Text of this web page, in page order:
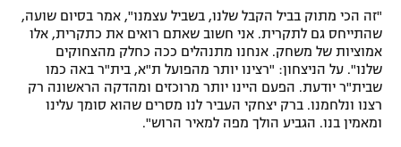
"זה הכי מתוק בביל הקבל שלנו, בשביל עצמנו", אמר בסיום שועה,
שהתייחס גם לתקרית. אני חשוב שאתם רואים את כתקרית, אלו
אמוציות של משחק. אנחנו מתנהלים ככה כחלק מהצחוקים
שלנו". על הניצחון: "רצינו יותר מהפועל ת"א, בית"ר באה כמו
שבית"ר יודעת. הפעם היינו יותר מרוכזים ומהדקה הראשונה רק
רצנו ונלחמנו. ברק יצחקי העביר לנו מסרים שהוא סומך עלינו
ומאמין בנו. הגביע הולך מפה למאיר הרוש".